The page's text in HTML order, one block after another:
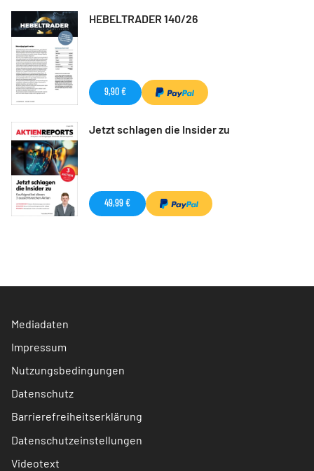
HEBELTRADER 140/26
9,90 €
Jetzt schlagen die Insider zu
49,99 €
Mediadaten
Impressum
Nutzungsbedingungen
Datenschutz
Barrierefreiheitserklärung
Datenschutzeinstellungen
Videotext